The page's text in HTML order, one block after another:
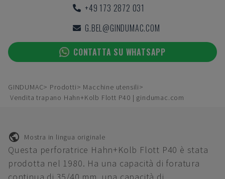
+49 173 2872 031
G.BEL@GINDUMAC.COM
CONTATTA SU WHATSAPP
GINDUMAC Prodotti
Macchine utensili
Vendita trapano Hahn+Kolb Flott P40 | gindumac.com
Mostra in lingua originale
Questa perforatrice Hahn+Kolb Flott P40 è stata
prodotta nel 1980. Ha una capacità di foratura